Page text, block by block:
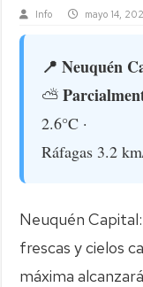
Info mayo 14,
📍 Neuquén
⛅
2.6°C ·
Ráfagas 3.2
Neuquén
frescas y cielos
máxima